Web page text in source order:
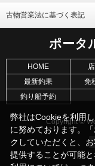
古物営業法に基づく表記
ポータ
HOME
最新釣果
免
釣り船予約
Copyright ©
弊社はCookieを利用
に努めております。
クしていただくと、
提供することが可能